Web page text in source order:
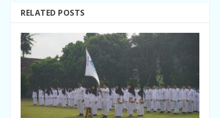
RELATED POSTS